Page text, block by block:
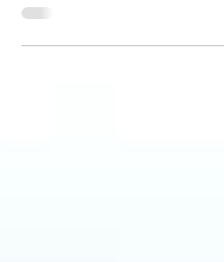
Les 10 favoris du Tour de